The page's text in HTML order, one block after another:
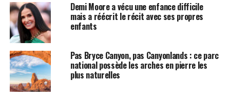
Demi Moore a vécu une enfance difficile
mais a réécrit le récit avec ses propres
enfants
Pas Bryce Canyon, pas Canyonlands : ce parc
national possède les arches en pierre les
plus naturelles